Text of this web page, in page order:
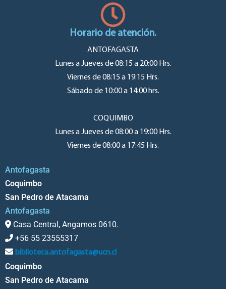
Horario de atención.
ANTOFAGASTA
Lunes a Jueves de 08:15 a 20:00 Hrs.
Viernes de 08:15 a 19:15 Hrs.
Sábado de 10:00 a 14:00 hrs.
COQUIMBO
Lunes a Jueves de 08:00 a 19:00 Hrs.
Viernes de 08:00 a 17:45 Hrs.
Antofagasta
Coquimbo
San Pedro de Atacama
Antofagasta
Casa Central, Angamos 0610.
+56 55 23555317
biblioteca.antofagasta@ucn.cl
Coquimbo
San Pedro de Atacama